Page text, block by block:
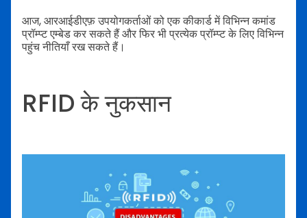
आज, आरआईडीएफ़ उपयोगकर्ताओं को एक कीकार्ड में विभिन्न कमांड
प्रॉम्प्ट एम्बेड कर सकते हैं और फिर भी प्रत्येक प्रॉम्प्ट के लिए विभिन्न
पहुंच नीतियाँ रख सकते हैं।
RFID के नुकसान